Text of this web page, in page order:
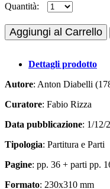
Quantità:
Aggiungi al Carrello
Dettagli prodotto
Autore: Anton Diabelli
Curatore: Fabio Rizza
Data pubblicazione: 1/12/
Tipologia: Partitura e Parti
Pagine: pp. 36 + parti pp.
Formato: 230x310 mm